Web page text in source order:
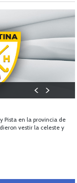
Pista en la provincia de
vestir la celeste y